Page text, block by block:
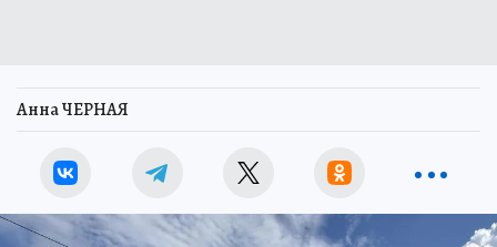
Анна ЧЕРНАЯ